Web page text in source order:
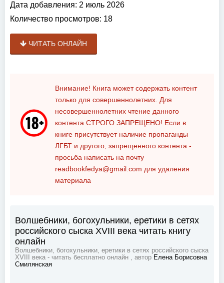
Дата добавления: 2 июль 2026
Количество просмотров: 18
ЧИТАТЬ ОНЛАЙН
Внимание! Книга может содержать контент
только для совершеннолетних. Для
несовершеннолетних чтение данного
контента СТРОГО ЗАПРЕЩЕНО! Если в
книге присутствует наличие пропаганды
ЛГБТ и другого, запрещенного контента -
просьба написать на почту
readbookfedya@gmail.com для удаления
материала
Волшебники, богохульники, еретики в сетях
российского сыска XVIII века читать книгу
онлайн
Волшебники, богохульники, еретики в сетях российского сыска
XVIII века - читать бесплатно онлайн , автор Елена Борисовна
Смилянская